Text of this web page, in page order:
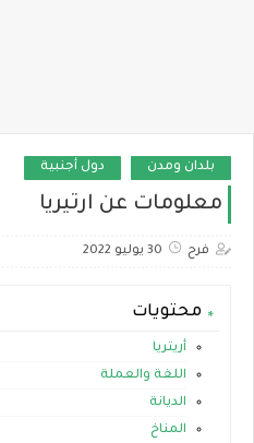
بلدان ومدن دول أجنبية
معلومات عن ارتيريا
فرح 30 يوليو 2022
محتويات
أريتريا
اللغة والعملة
الديانة
المناخ